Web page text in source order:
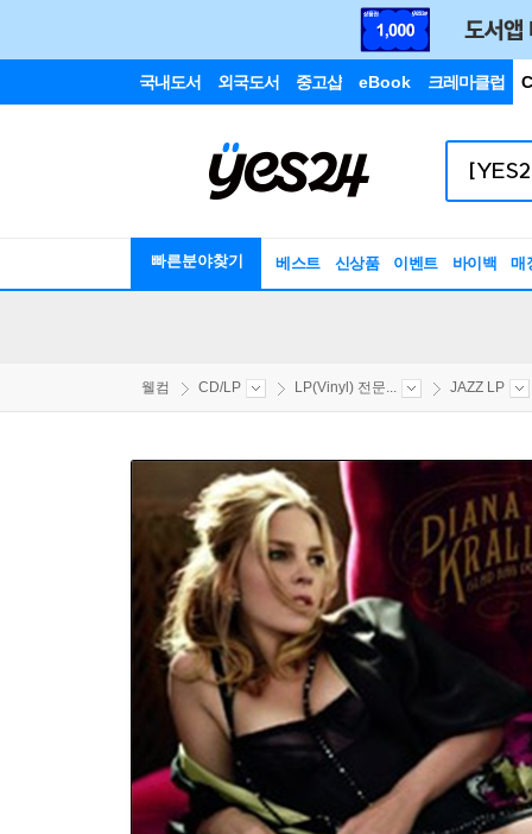
국내도서 외국도서 중고샵 eBook 크레마클럽
빠른분야찾기 베스트 신상품 이벤트 바이백 매
웰컴 CD/LP LP(Vinyl) 전문... JAZZ LP